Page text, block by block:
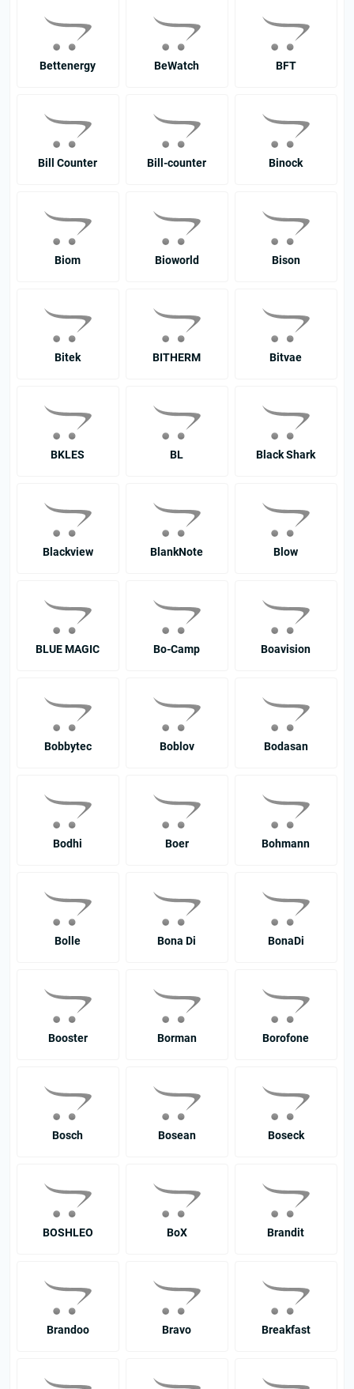
Bettenergy BeWatch BFT
Bill Counter Bill-counter Binock
Biom Bioworld Bison
Bitek BITHERM Bitvae
BKLES BL Black Shark
Blackview BlankNote Blow
BLUE MAGIC Bo-Camp Boavision
Bobbytec Boblov Bodasan
Bodhi Boer Bohmann
Bolle Bona Di BonaDi
Booster Borman Borofone
Bosch Bosean Boseck
BOSHLEO BoX Brandit
Brandoo Bravo Breakfast